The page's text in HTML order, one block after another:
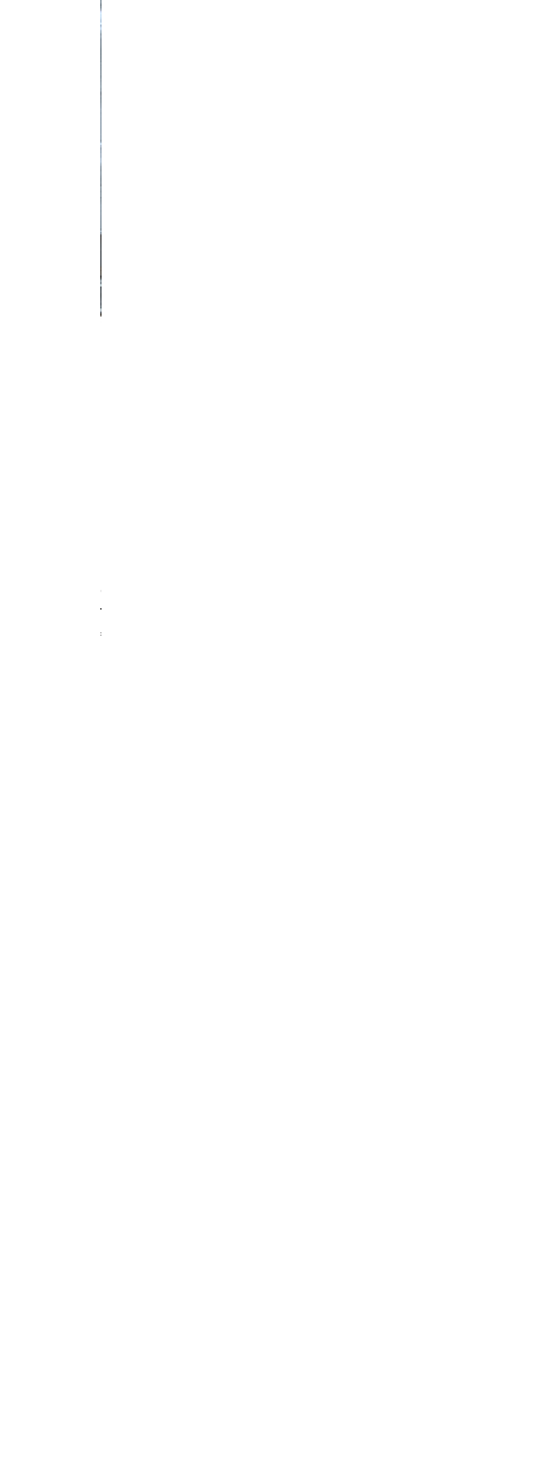
cerchio in ferro 8” per kit freno Dexter Racing
Price
€118.00